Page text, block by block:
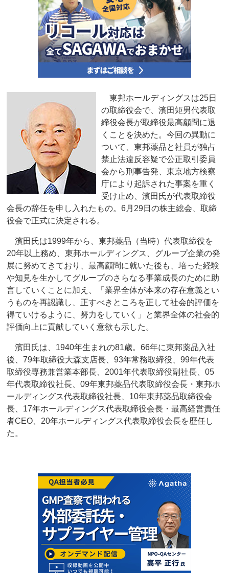
東邦ホールディングスは25日
の取締役会で、濱田矩男代表取
締役会長が取締役最高顧問に退
くことを決めた。今回の異動に
ついて、東邦薬品と社員が独占
禁止法違反容疑で公正取引委員
会から刑事告発、東京地方検察
庁により起訴された事案を重く
受け止め、濱田氏が代表取締役
会長の辞任を申し入れたもの。6月29日の株主総会、取締
役会で正式に決定される。
濱田氏は1999年から、東邦薬品（当時）代表取締役を
20年以上務め、東邦ホールディングス、グループ企業の発
展に努めてきており、最高顧問に就いた後も、培った経験
や知見を生かしてグループのさらなる事業成長のために助
言していくことに加え、「業界全体が本来の存在意義とい
うものを再認識し、正すべきところを正して社会的評価を
得ていけるように、努力をしていく」と業界全体の社会的
評価向上に貢献していく意欲も示した。
濱田氏は、1940年生まれの81歳。66年に東邦薬品入社
後、79年取締役大森支店長、93年常務取締役、99年代表
取締役専務兼営業本部長、2001年代表取締役副社長、05
年代表取締役社長、09年東邦薬品代表取締役会長・東邦ホ
ールディングス代表取締役社長、10年東邦薬品取締役会
長、17年ホールディングス代表取締役会長・最高経営責任
者CEO、20年ホールディングス代表取締役会長を歴任し
た。